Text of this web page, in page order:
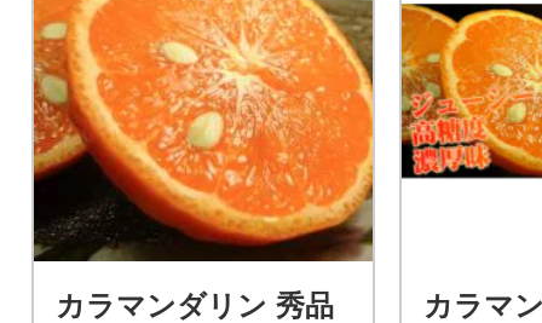
カラマンダリン 秀品
カラマ